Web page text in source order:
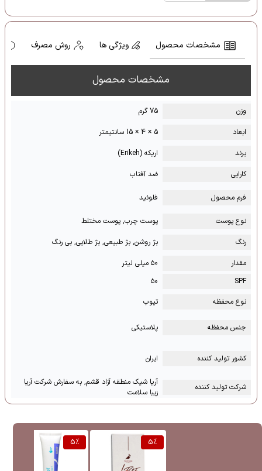
مشخصات محصول ویژگی ها روش مصرف
مشخصات محصول
وزن
75 گرم
ابعاد
5 × 4 × 15 سانتیمتر
برند
اریکه (Erikeh)
کارایی
ضد آفتاب
فرم محصول فلوئید
نوع پوست
پوست چرب, پوست مختلط
رنگ
بژ روشن, بژ طبیعی, بژ طلایی, بی رنگ
مقدار
۵۰ میلی لیتر
SPF
۵۰
نوع محفظه
تیوب
جنس محفظه پلاستیکی
کشور تولید کننده ایران
شرکت تولید کننده
آریا شیک منطقه آزاد قشم, به سفارش شرکت آریا
زیبا سلامت
5%
5%